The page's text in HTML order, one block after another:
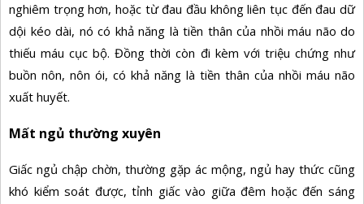
nghiêm trọng hơn, hoặc từ đau đầu không liên tục đến đau dữ
dội kéo dài, nó có khả năng là tiền thân của nhồi máu não do
thiếu máu cục bộ. Đồng thời còn đi kèm với triệu chứng như
buồn nôn, nôn ói, có khả năng là tiền thân của nhồi máu não
xuất huyết.
Mất ngủ thường xuyên
Giấc ngủ chập chờn, thường gặp ác mộng, ngủ hay thức cũng
khó kiểm soát được, tỉnh giấc vào giữa đêm hoặc đến sáng